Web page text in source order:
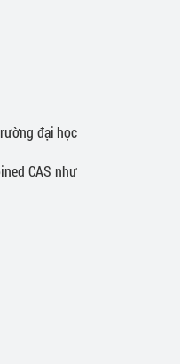
đại học
CAS như